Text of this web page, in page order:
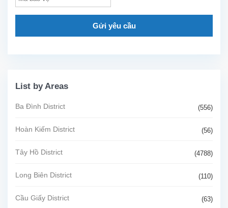
Gửi yêu cầu
List by Areas
Ba Đình District (556)
Hoàn Kiếm District (56)
Tây Hồ District (4788)
Long Biên District (110)
Cầu Giấy District (63)